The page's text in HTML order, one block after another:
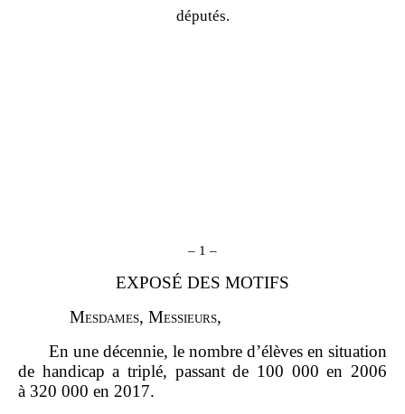
députés.
– 1 –
EXPOSÉ DES MOTIFS
Mesdames, Messieurs,
En une décennie, le nombre d’élèves en situation
de handicap a triplé, passant de 100 000 en 2006
à 320 000 en 2017.